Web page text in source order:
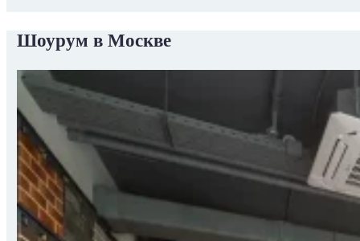
Шоурум в Москве